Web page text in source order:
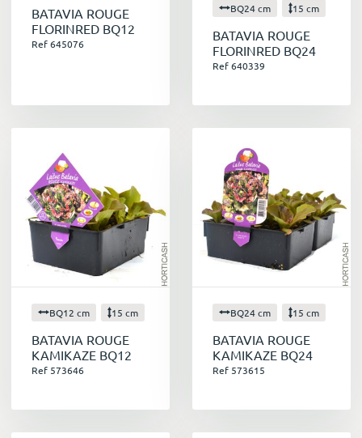
BATAVIA ROUGE
FLORINRED BQ12
Ref 645076
BQ24 cm 15 cm
BATAVIA ROUGE
FLORINRED BQ24
Ref 640339
BQ12 cm 15 cm
BATAVIA ROUGE
KAMIKAZE BQ12
Ref 573646
BQ24 cm 15 cm
BATAVIA ROUGE
KAMIKAZE BQ24
Ref 573615